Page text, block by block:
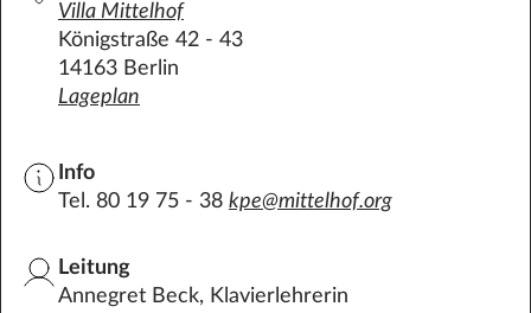
Villa Mittelhof
Königstraße 42 - 43
14163 Berlin
Lageplan
Info
Tel. 80 19 75 - 38 kpe@mittelhof.org
Leitung
Annegret Beck, Klavierlehrerin